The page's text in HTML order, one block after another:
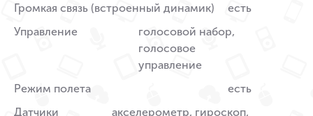
Громкая связь (встроенный динамик)
есть
Управление
голосовой набор,
голосовое
управление
Режим полета
есть
Датчики
акселерометр, гироскоп,